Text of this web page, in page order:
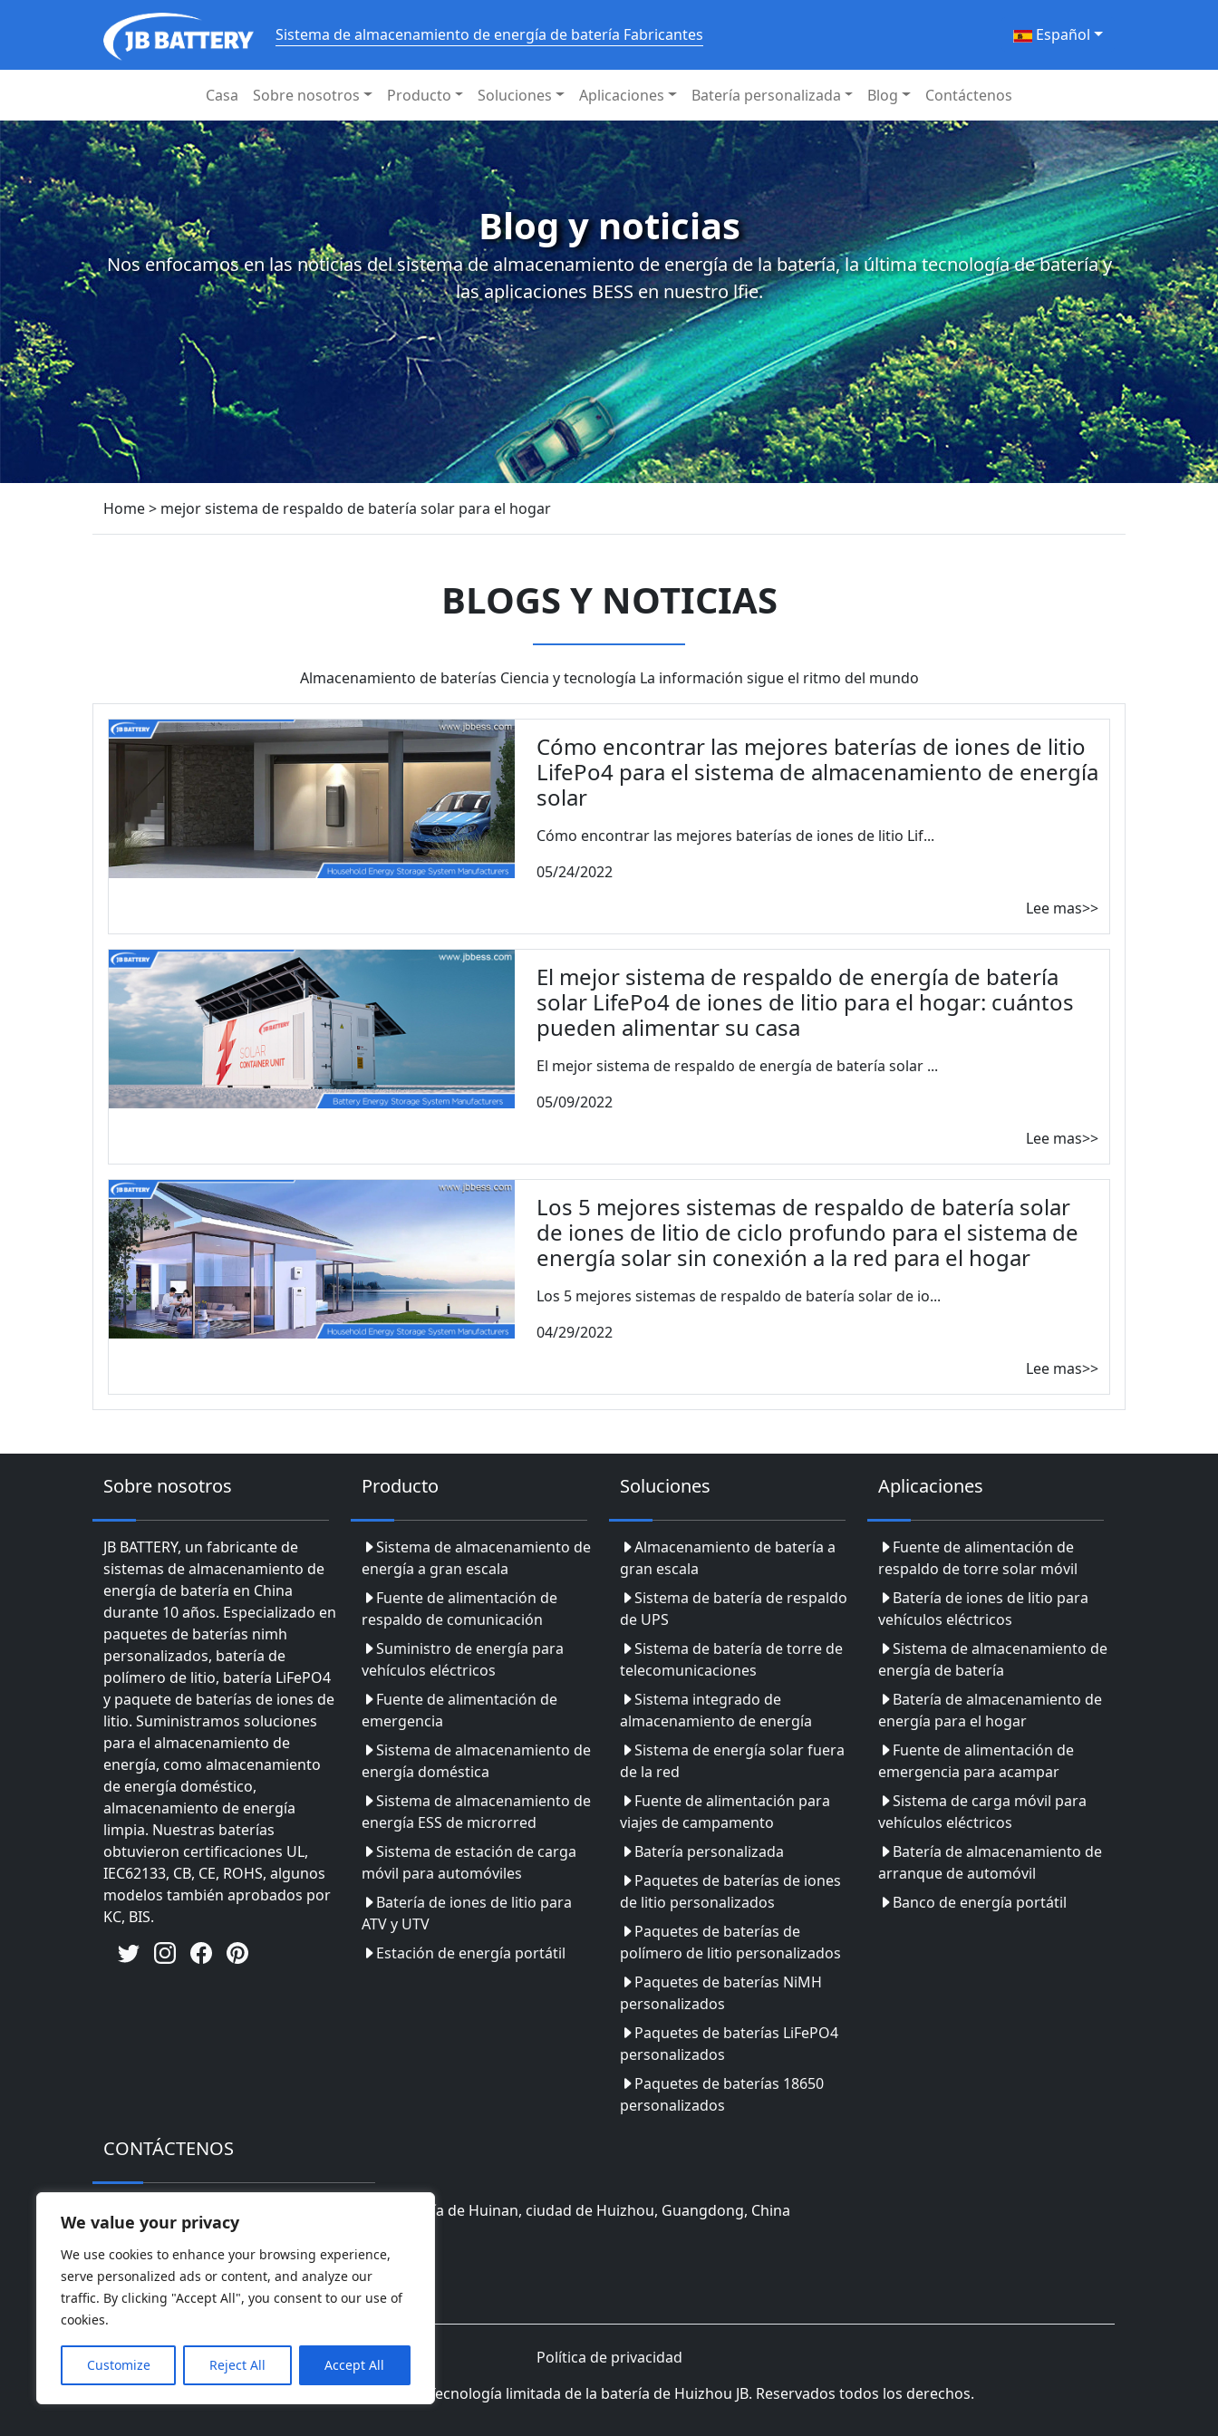
We value your privacy
We use cookies to enhance your browsing experience,
serve personalized ads or content, and analyze our
traffic. By clicking "Accept All", you consent to our use of
cookies.
Customize Reject All Accept All
Sistema de almacenamiento de energía de batería Fabricantes Español
Casa Sobre nosotros Producto Soluciones Aplicaciones Batería personalizada Blog Contáctenos
Blog y noticias
Nos enfocamos en las noticias del sistema de almacenamiento de energía de la batería, la última tecnología de batería y
las aplicaciones BESS en nuestro lfie.
Home> mejor sistema de respaldo de batería solar para el hogar
BLOGS Y NOTICIAS
Almacenamiento de baterías Ciencia y tecnología La información sigue el ritmo del mundo
Cómo encontrar las mejores baterías de iones de litio
LifePo4 para el sistema de almacenamiento de energía
solar
Cómo encontrar las mejores baterías de iones de litio Lif...
05/24/2022
Lee mas>>
El mejor sistema de respaldo de energía de batería
solar LifePo4 de iones de litio para el hogar: cuántos
pueden alimentar su casa
El mejor sistema de respaldo de energía de batería solar ...
05/09/2022
Lee mas>>
Los 5 mejores sistemas de respaldo de batería solar
de iones de litio de ciclo profundo para el sistema de
energía solar sin conexión a la red para el hogar
Los 5 mejores sistemas de respaldo de batería solar de io...
04/29/2022
Lee mas>>
Sobre nosotros
JB BATTERY, un fabricante de
sistemas de almacenamiento de
energía de batería en China
durante 10 años. Especializado en
paquetes de baterías nimh
personalizados, batería de
polímero de litio, batería LiFePO4
y paquete de baterías de iones de
litio. Suministramos soluciones
para el almacenamiento de
energía, como almacenamiento
de energía doméstico,
almacenamiento de energía
limpia. Nuestras baterías
obtuvieron certificaciones UL,
IEC62133, CB, CE, ROHS, algunos
modelos también aprobados por
KC, BIS.
Producto
Sistema de almacenamiento de
energía a gran escala
Fuente de alimentación de
respaldo de comunicación
Suministro de energía para
vehículos eléctricos
Fuente de alimentación de
emergencia
Sistema de almacenamiento de
energía doméstica
Sistema de almacenamiento de
energía ESS de microrred
Sistema de estación de carga
móvil para automóviles
Batería de iones de litio para
ATV y UTV
Estación de energía portátil
Soluciones
Almacenamiento de batería a
gran escala
Sistema de batería de respaldo
de UPS
Sistema de batería de torre de
telecomunicaciones
Sistema integrado de
almacenamiento de energía
Sistema de energía solar fuera
de la red
Fuente de alimentación para
viajes de campamento
Batería personalizada
Paquetes de baterías de iones
de litio personalizados
Paquetes de baterías de
polímero de litio personalizados
Paquetes de baterías NiMH
personalizados
Paquetes de baterías LiFePO4
personalizados
Paquetes de baterías 18650
personalizados
Aplicaciones
Fuente de alimentación de
respaldo de torre solar móvil
Batería de iones de litio para
vehículos eléctricos
Sistema de almacenamiento de
energía de batería
Batería de almacenamiento de
energía para el hogar
Fuente de alimentación de
emergencia para acampar
Sistema de carga móvil para
vehículos eléctricos
Batería de almacenamiento de
arranque de automóvil
Banco de energía portátil
CONTÁCTENOS
Dirección: Parque industrial de alta tecnología de Huinan, ciudad de Huizhou, Guangdong, China
Teléfono: 0086-18169936698
Email: info@jbbatterychina.com
Política de privacidad
© Derechos de autor 2026 Tecnología limitada de la batería de Huizhou JB. Reservados todos los derechos.